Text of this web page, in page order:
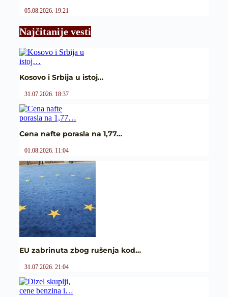
05.08.2026. 19:21
Najčitanije vesti
Kosovo i Srbija u istoj…
31.07.2026. 18:37
Cena nafte porasla na 1,77…
01.08.2026. 11:04
EU zabrinuta zbog rušenja kod…
31.07.2026. 21:04